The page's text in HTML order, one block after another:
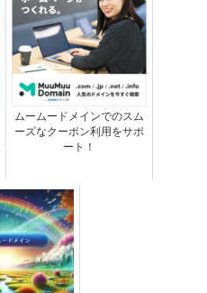
ムームードメインでのスム
ーズなクーポン利用をサポ
ート！